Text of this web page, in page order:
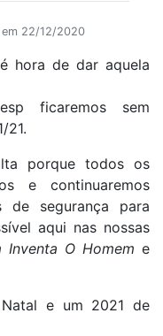
22/12/2020
hora de dar aquela
ficaremos sem
21.
porque todos os
e continuaremos
de segurança para
aqui nas nossas
Inventa O Homem e
e um 2021 de